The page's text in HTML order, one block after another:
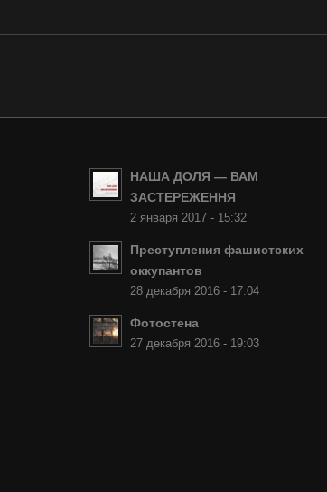
НАША ДОЛЯ — ВАМ
ЗАСТЕРЕЖЕННЯ
2 января 2017 - 15:32
Преступления фашистских
оккупантов
28 декабря 2016 - 17:04
Фотостена
27 декабря 2016 - 19:03